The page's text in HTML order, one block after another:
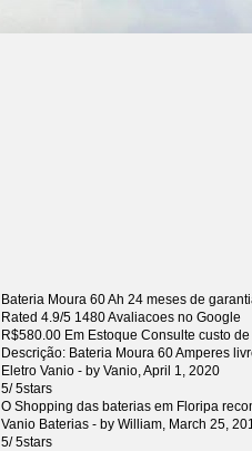
Bateria Moura 60 Ah 24 meses de
Rated 4.9/5 1480Avaliacoes no Google
R$580.00 Em Estoque Consulte custo
Descrição: Bateria Moura 60 Amperes
Eletro Vanio - by Vanio,April 1, 2020
5/5stars
O Shopping das baterias em Floripa
Vanio Baterias - by William, March 25,
5/5stars